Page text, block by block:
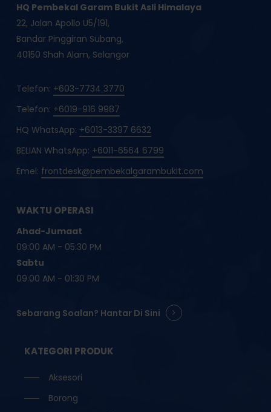
HQ Pembekal Garam Bukit Asli Himalaya
22, Jalan Apollo U5/191,
Bandar Pinggiran Subang,
40150 Shah Alam, Selangor
Telefon: +603-7734 3770
Telefon: +6019-916 9987
HQ WhatsApp: +6013-3397 6632
BELIAN WhatsApp: +6011-6564 6799
Emel: frontdesk@pembekalgarambukit.com
WAKTU OPERASI
Ahad-Jumaat
09:00 AM - 05:30 PM
Sabtu
09:00 AM - 01:30 PM
Sebarang Soalan? Hantar Di Sini
KATEGORI PRODUK
Aksesori
Borong